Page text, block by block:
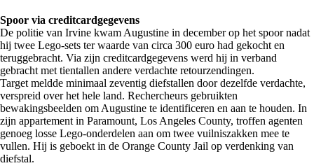
Spoor via creditcardgegevens
De politie van Irvine kwam Augustine in december op het spoor nadat
hij twee Lego-sets ter waarde van circa 300 euro had gekocht en
teruggebracht. Via zijn creditcardgegevens werd hij in verband
gebracht met tientallen andere verdachte retourzendingen.
Target meldde minimaal zeventig diefstallen door dezelfde verdachte,
verspreid over het hele land. Rechercheurs gebruikten
bewakingsbeelden om Augustine te identificeren en aan te houden. In
zijn appartement in Paramount, Los Angeles County, troffen agenten
genoeg losse Lego-onderdelen aan om twee vuilniszakken mee te
vullen. Hij is geboekt in de Orange County Jail op verdenking van
diefstal.